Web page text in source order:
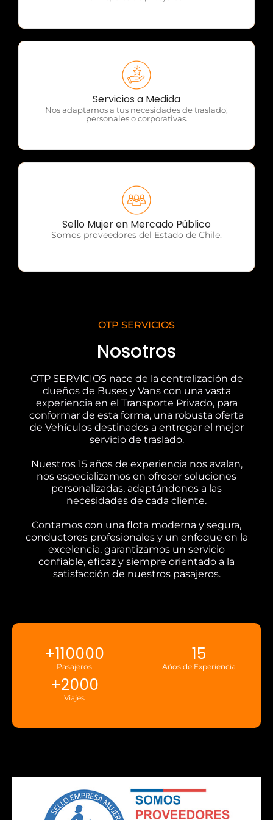
Servicios a Medida
Nos adaptamos a tus necesidades de traslado;
personales o corporativas.
OTP Servicios
Sello Mujer en Mercado Público
Somos proveedores del Estado de Chile.
OTP Servicios
OTP SERVICIOS
Nosotros
OTP SERVICIOS nace de la centralización de
dueños de Buses y Vans con una vasta
experiencia en el Transporte Privado, para
conformar de esta forma, una robusta oferta
de Vehículos destinados a entregar el mejor
servicio de traslado.
Nuestros 15 años de experiencia nos avalan,
nos especializamos en ofrecer soluciones
personalizadas, adaptándonos a las
necesidades de cada cliente.
Contamos con una flota moderna y segura,
conductores profesionales y un enfoque en la
excelencia, garantizamos un servicio
confiable, eficaz y siempre orientado a la
satisfacción de nuestros pasajeros.
Pasajeros
+110000
Años de Experiencia
15
Viajes
+2000